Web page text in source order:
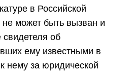
в Российской
может быть вызван и
об
ему известными в
нему за юридической